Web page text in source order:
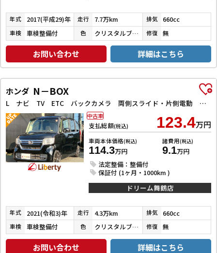
年式 2017(平成29)年 走行 7.7万km 排気 660cc
車検 車検整備付 色 クリスタルブラックパール 修復 無
お問い合わせ 詳細はこちら
ホンダ N－BOX
L ナビ TV ETC バックカメラ 両側スライド・片側電動 クリアランスソナー オートクルーズコントロール レーンアシスト 衝突被害軽減システム オートライト LEDヘッドランプ スマートキー
支払総額(税込) 123.4万円
車両本体価格(税込)
114.3万円
諸費用(税込)
9.1万円
法定整備：整備付
保証付 (1ヶ月・1000km )
中古車
ドリーム舞鶴店
年式 2021(令和3)年 走行 4.3万km 排気 660cc
車検 車検整備付 色 クリスタルブラックパール 修復 無
お問い合わせ 詳細はこちら